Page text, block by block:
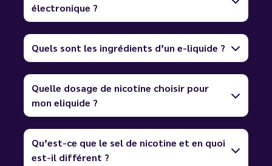
électronique ?
Quels sont les ingrédients d’un e-liquide ?
Quelle dosage de nicotine choisir pour
mon eliquide ?
Qu’est-ce que le sel de nicotine et en quoi
est-il différent ?